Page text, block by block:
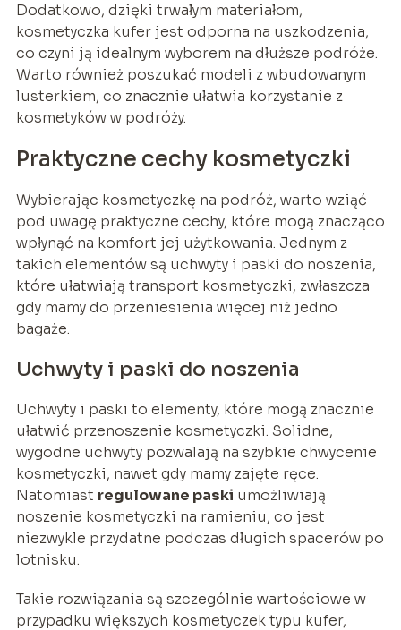
Dodatkowo, dzięki trwałym materiałom,
kosmetyczka kufer jest odporna na uszkodzenia,
co czyni ją idealnym wyborem na dłuższe podróże.
Warto również poszukać modeli z wbudowanym
lusterkiem, co znacznie ułatwia korzystanie z
kosmetyków w podróży.
Praktyczne cechy kosmetyczki
Wybierając kosmetyczkę na podróż, warto wziąć
pod uwagę praktyczne cechy, które mogą znacząco
wpłynąć na komfort jej użytkowania. Jednym z
takich elementów są uchwyty i paski do noszenia,
które ułatwiają transport kosmetyczki, zwłaszcza
gdy mamy do przeniesienia więcej niż jedno
bagaże.
Uchwyty i paski do noszenia
Uchwyty i paski to elementy, które mogą znacznie
ułatwić przenoszenie kosmetyczki. Solidne,
wygodne uchwyty pozwalają na szybkie chwycenie
kosmetyczki, nawet gdy mamy zajęte ręce.
Natomiast regulowane paski umożliwiają
noszenie kosmetyczki na ramieniu, co jest
niezwykle przydatne podczas długich spacerów po
lotnisku.
Takie rozwiązania są szczególnie wartościowe w
przypadku większych kosmetyczek typu kufer,